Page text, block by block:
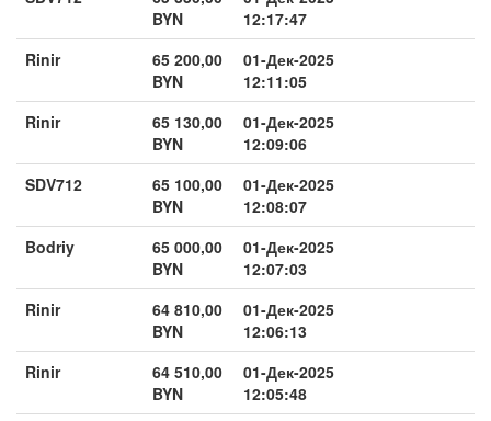
BYN
12:17:47
Rinir
65 200,00
BYN
01-Дек-2025
12:11:05
Rinir
65 130,00
BYN
01-Дек-2025
12:09:06
SDV712
65 100,00
BYN
01-Дек-2025
12:08:07
Bodriy
65 000,00
BYN
01-Дек-2025
12:07:03
Rinir
64 810,00
BYN
01-Дек-2025
12:06:13
Rinir
64 510,00
BYN
01-Дек-2025
12:05:48